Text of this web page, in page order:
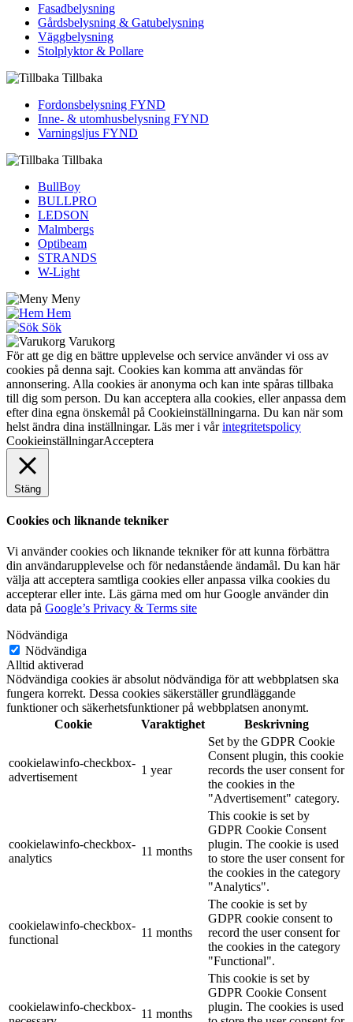
Fasadbelysning
Gårdsbelysning & Gatubelysning
Väggbelysning
Stolplyktor & Pollare
Tillbaka
Fordons­belysning FYND
Inne- & utomhus­belysning FYND
Varningsljus FYND
Tillbaka
BullBoy
BULLPRO
LEDSON
Malmbergs
Optibeam
STRANDS
W-Light
Meny
Hem
Sök
Varukorg
För att ge dig en bättre upplevelse och service använder vi oss av
cookies på denna sajt. Cookies kan komma att användas för
annonsering. Alla cookies är anonyma och kan inte spåras tillbaka
till dig som person. Du kan acceptera alla cookies, eller anpassa dem
efter dina egna önskemål på Cookieinställningarna. Du kan när som
helst ändra dina inställningar. Läs mer i vårintegritetspolicy
CookieinställningarAcceptera
Stäng
Cookies och liknande tekniker
Vi använder cookies och liknande tekniker för att kunna förbättra
din användarupplevelse och för nedanstående ändamål. Du kan här
välja att acceptera samtliga cookies eller anpassa vilka cookies du
accepterar eller inte. Läs gärna med om hur Google använder din
data på Google’s Privacy & Terms site
Nödvändiga
Nödvändiga
Alltid aktiverad
Nödvändiga cookies är absolut nödvändiga för att webbplatsen ska
fungera korrekt. Dessa cookies säkerställer grundläggande
funktioner och säkerhetsfunktioner på webbplatsen anonymt.
Cookie
Varaktighet Beskrivning
cookielawinfo-checkbox-
advertisement
1 year
Set by the GDPR Cookie
Consent plugin, this cookie
records the user consent for
the cookies in the
"Advertisement" category.
cookielawinfo-checkbox-
analytics
11 months
This cookie is set by
GDPR Cookie Consent
plugin. The cookie is used
to store the user consent for
the cookies in the category
"Analytics".
cookielawinfo-checkbox-
functional
11 months
The cookie is set by
GDPR cookie consent to
record the user consent for
the cookies in the category
"Functional".
cookielawinfo-checkbox-
11 months
This cookie is set by
GDPR Cookie Consent
plugin. The cookies is used